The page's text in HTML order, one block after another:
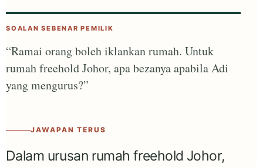
SOALAN SEBENAR PEMILIK
“Ramai orang boleh iklankan rumah. Untuk
rumah freehold Johor, apa bezanya apabila Adi
yang mengurus?”
JAWAPAN TERUS
Dalam urusan rumah freehold Johor,